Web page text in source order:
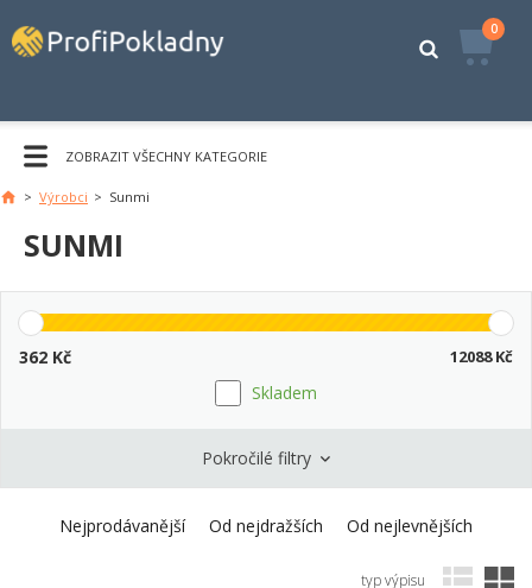
0
ZOBRAZIT VŠECHNY KATEGORIE
stránka
> Výrobci > Sunmi
SUNMI
362 Kč 12088Kč
Skladem
Pokročilé filtry
Nejprodávanější Od nejdražších Od nejlevnějších
typ výpisu